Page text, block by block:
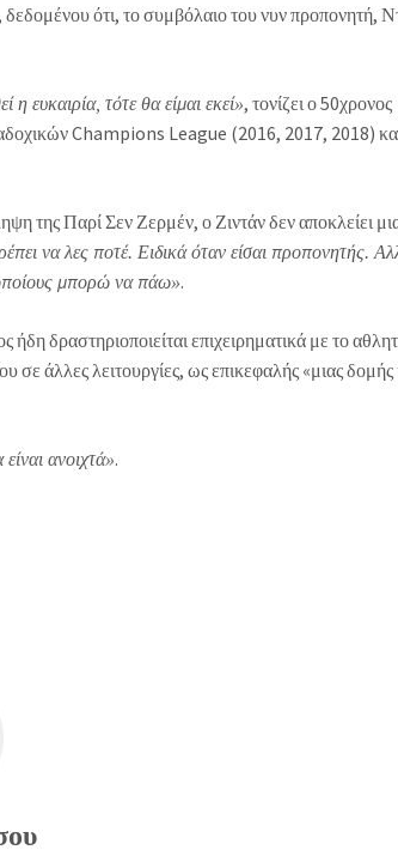
ότι, το συμβόλαιο του νυν προπονητή,
ευκαιρία, τότε θα είμαι εκεί», τονίζει ο 50χρονος
Champions League (2016, 2017, 2018)
της Παρί Σεν Ζερμέν, ο Ζιντάν δεν αποκλείει
να λες ποτέ. Ειδικά όταν είσαι προπονητής.
μπορώ να πάω».
δραστηριοποιείται επιχειρηματικά με το
σε άλλες λειτουργίες, ως επικεφαλής «μιας δομής
ανοιχτά».